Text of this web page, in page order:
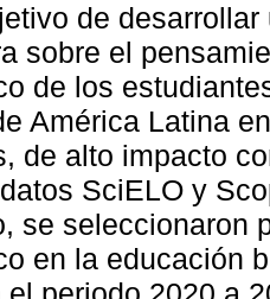
de
sobre el
de los
América Latina
de alto impacto
SciELO y
se seleccionaron
en la educación